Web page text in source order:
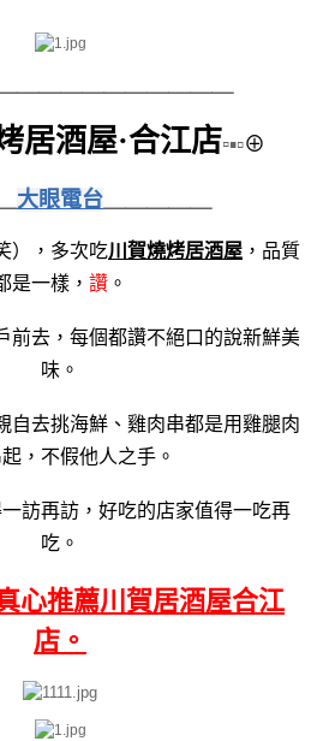
居酒屋·合江店▫▪▫⊕
大眼電台
），多次吃川賀燒烤居酒屋 ，品質
是一樣， 讚 。
前去，每個都讚不絕口的說新鮮美
味。
自去挑海鮮、雞肉串都是用雞腿肉
，不假他人之手。
訪再訪，好吃的店家值得一吃再
吃。
心推薦川賀居酒屋合江
店。